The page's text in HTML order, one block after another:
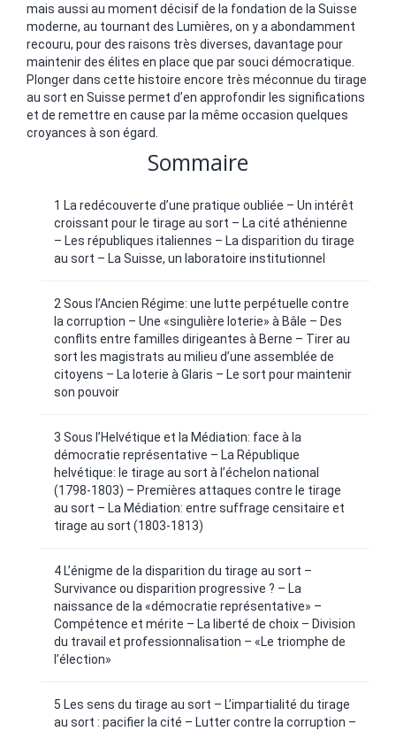
mais aussi au moment décisif de la fondation de la Suisse
moderne, au tournant des Lumières, on y a abondamment
recouru, pour des raisons très diverses, davantage pour
maintenir des élites en place que par souci démocratique.
Plonger dans cette histoire encore très méconnue du tirage
au sort en Suisse permet d’en approfondir les significations
et de remettre en cause par la même occasion quelques
croyances à son égard.
Sommaire
1 La redécouverte d’une pratique oubliée – Un intérêt
croissant pour le tirage au sort – La cité athénienne
– Les républiques italiennes – La disparition du tirage
au sort – La Suisse, un laboratoire institutionnel
2 Sous l’Ancien Régime: une lutte perpétuelle contre
la corruption – Une «singulière loterie» à Bâle – Des
conflits entre familles dirigeantes à Berne – Tirer au
sort les magistrats au milieu d’une assemblée de
citoyens – La loterie à Glaris – Le sort pour maintenir
son pouvoir
3 Sous l’Helvétique et la Médiation: face à la
démocratie représentative – La République
helvétique: le tirage au sort à l’échelon national
(1798-1803) – Premières attaques contre le tirage
au sort – La Médiation: entre suffrage censitaire et
tirage au sort (1803-1813)
4 L’énigme de la disparition du tirage au sort –
Survivance ou disparition progressive ? – La
naissance de la «démocratie représentative» –
Compétence et mérite – La liberté de choix – Division
du travail et professionnalisation – «Le triomphe de
l’élection»
5 Les sens du tirage au sort – L’impartialité du tirage
au sort : pacifier la cité – Lutter contre la corruption –